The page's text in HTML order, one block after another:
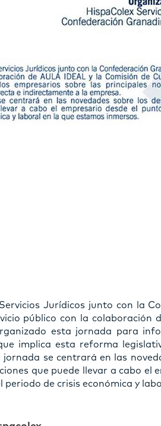
Jurídicos junto con la
público con la colaboración
esta jornada para
implica esta reforma
jornada se centrará en las
que puede llevar a cabo el
periodo de crisis económica y